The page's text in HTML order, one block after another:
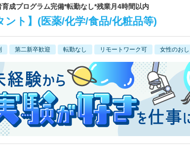
成プログラム完備*転勤なし*残業月4時間以内
ト】(医薬/化学/食品/化粧品等)
第二新卒歓迎 転勤なし リモートワーク可 女性のお